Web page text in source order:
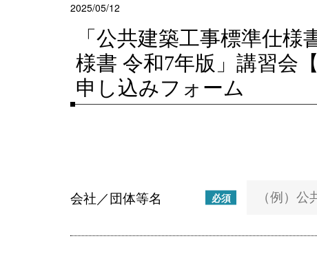
2025/05/12
「公共建築工事標準仕
様書 令和7年版」講習会
申し込みフォーム
会社／団体等名 必須